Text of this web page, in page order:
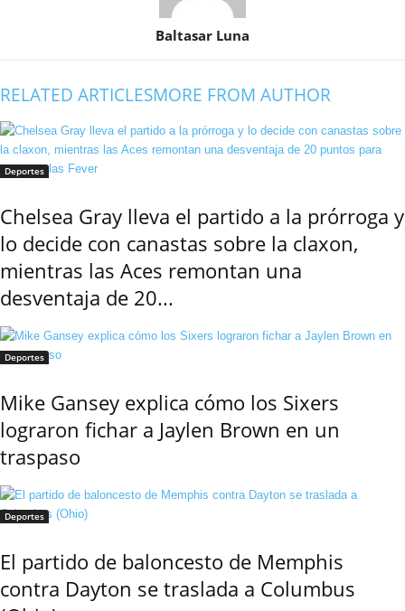
Baltasar Luna
RELATED ARTICLESMORE FROM AUTHOR
Deportes
Chelsea Gray lleva el partido a la prórroga y
lo decide con canastas sobre la claxon,
mientras las Aces remontan una
desventaja de 20...
Deportes
Mike Gansey explica cómo los Sixers
lograron fichar a Jaylen Brown en un
traspaso
Deportes
El partido de baloncesto de Memphis
contra Dayton se traslada a Columbus